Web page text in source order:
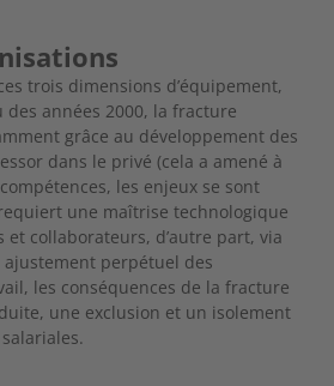
trois dimensions d’équipement,
années 2000, la fracture
grâce au développement des
dans le privé (cela a amené à
les enjeux se sont
une maîtrise technologique
collaborateurs, d’autre part, via
perpétuel des
les conséquences de la fracture
une exclusion et un isolement